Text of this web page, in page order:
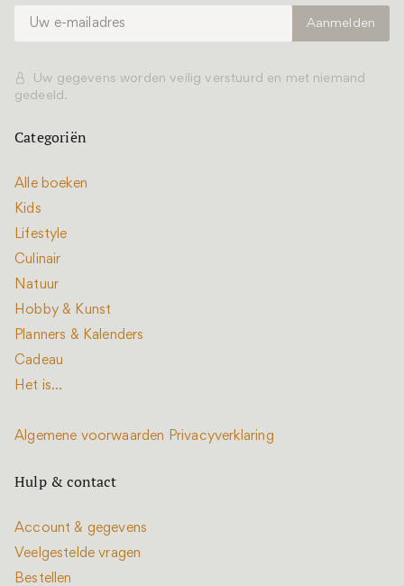
Uw gegevens worden veilig verstuurd en met niemand
gedeeld.
Categoriën
Alle boeken
Kids
Lifestyle
Culinair
Natuur
Hobby & Kunst
Planners & Kalenders
Cadeau
Het is...
Algemene voorwaarden Privacyverklaring
Hulp & contact
Account & gegevens
Veelgestelde vragen
Bestellen